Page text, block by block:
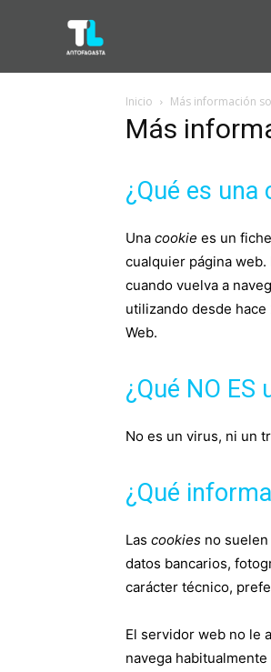
Inicio Más información
Más
¿Qué es una
Una cookie es un
cualquier página web.
cuando vuelva a
utilizando desde
Web.
¿Qué NO ES
No es un virus, ni un
¿Qué
Las cookies no
datos bancarios,
carácter técnico,
El servidor web no le
navega